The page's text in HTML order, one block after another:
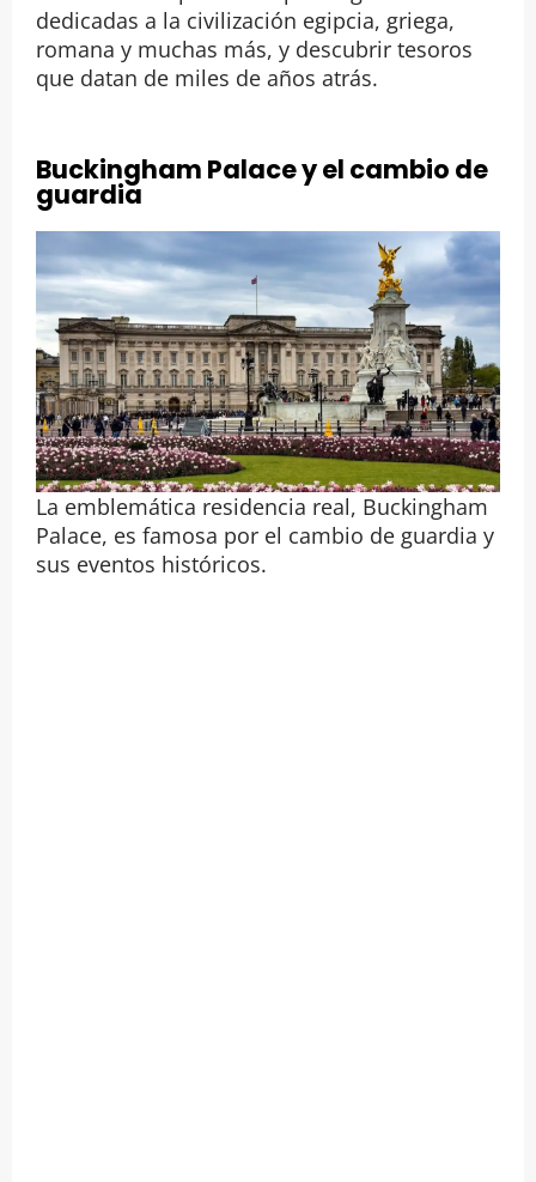
dedicadas a la civilización egipcia, griega,
romana y muchas más, y descubrir tesoros
que datan de miles de años atrás.
Buckingham Palace y el cambio de
guardia
La emblemática residencia real, Buckingham
Palace, es famosa por el cambio de guardia y
sus eventos históricos.